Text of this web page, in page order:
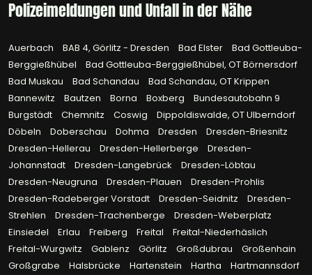
Polizeimeldungen und Unfall in der Nähe
Auerbach BAB 4, Görlitz - Dresden Bad Elster
Bad Gottleuba-
Berggießhübel
Bad Gottleuba-Berggießhübel, OT Börnersdorf
Bad Muskau
Bad Schandau
Bad Schandau, OT Krippen
Bannewitz
Bautzen Borna Boxberg
Bundesautobahn 9
Burgstädt
Chemnitz Coswig
Dippoldiswalde, OT Ulberndorf
Döbeln
Doberschau Dohma Dresden
Dresden-Briesnitz
Dresden-Hellerau
Dresden-Hellerberge
Dresden-
Johannstadt
Dresden-Langebrück
Dresden-Löbtau
Dresden-Neugruna
Dresden-Plauen
Dresden-Prohlis
Dresden-Radeberger Vorstadt
Dresden-Seidnitz
Dresden-
Strehlen
Dresden-Trachenberge
Dresden-Weberplatz
Einsiedel
Erlau Freiberg Freital
Freital-Niederhäslich
Freital-Wurgwitz
Gablenz Görlitz Großdubrau
Großenhain
Großgrabe
Halsbrücke Hartenstein Hartha
Hartmannsdorf